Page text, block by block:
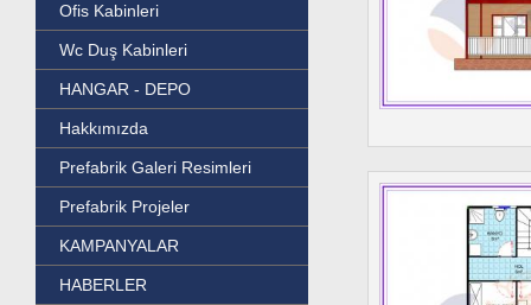
Ofis Kabinleri
Wc Duş Kabinleri
HANGAR - DEPO
Hakkımızda
Prefabrik Galeri Resimleri
Prefabrik Projeler
KAMPANYALAR
HABERLER